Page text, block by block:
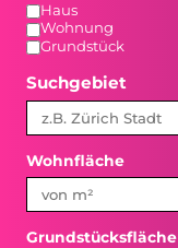
Haus
Wohnung
Grundstück
Suchgebiet
Wohnfläche
Grundstücksfläche